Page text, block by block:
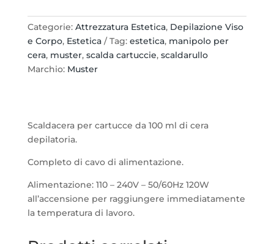
per
Cera
in
Rullo
Categorie: Attrezzatura Estetica, Depilazione Viso
e Corpo, Estetica Tag: estetica, manipolo per
cera, muster, scalda cartuccie, scaldarullo
Marchio: Muster
Scaldacera per cartucce da 100 ml di cera
depilatoria.
Completo di cavo di alimentazione.
Alimentazione: 110 – 240V – 50/60Hz 120W
all’accensione per raggiungere immediatamente
la temperatura di lavoro.